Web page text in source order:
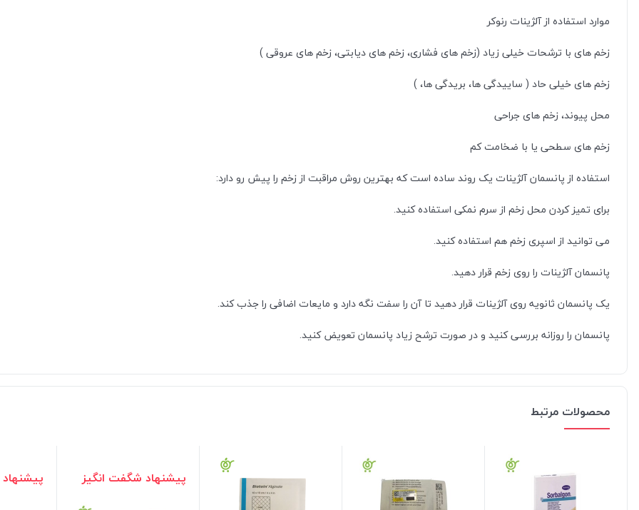
موارد استفاده از آلژینات رنوکر
زخم های با ترشحات خیلی زیاد (زخم های فشاری، زخم های دیابتی، زخم های عروقی )
زخم های خیلی حاد ( ساییدگی ها، بریدگی ها، )
محل پیوند، زخم های جراحی
زخم های سطحی یا با ضخامت کم
استفاده از پانسمان آلژینات یک روند ساده است که بهترین روش مراقبت از زخم را پیش رو دارد:
برای تمیز کردن محل زخم از سرم نمکی استفاده کنید.
می توانید از اسپری زخم هم استفاده کنید.
پانسمان آلژینات را روی زخم قرار دهید.
یک پانسمان ثانویه روی آلژینات قرار دهید تا آن را سفت نگه دارد و مایعات اضافی را جذب کند.
پانسمان را روزانه بررسی کنید و در صورت ترشح زیاد پانسمان تعویض کنید.
محصولات مرتبط
پیشنهاد شگفت انگیز